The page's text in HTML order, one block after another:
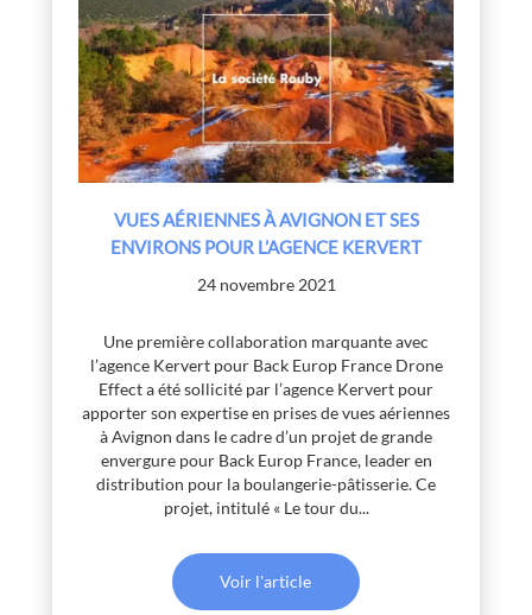
VUES AÉRIENNES À AVIGNON ET SES
ENVIRONS POUR L’AGENCE KERVERT
24 novembre 2021
Une première collaboration marquante avec
l’agence Kervert pour Back Europ France Drone
Effect a été sollicité par l’agence Kervert pour
apporter son expertise en prises de vues aériennes
à Avignon dans le cadre d’un projet de grande
envergure pour Back Europ France, leader en
distribution pour la boulangerie-pâtisserie. Ce
projet, intitulé « Le tour du...
Voir l'article